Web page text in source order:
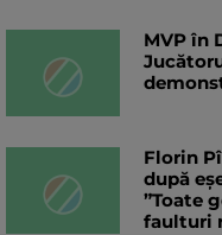
MVP în
Florin
după
”Toate
faulturi